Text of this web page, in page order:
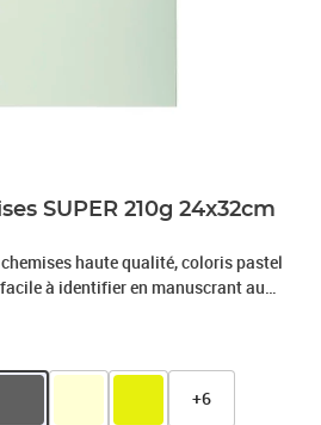
SUPER 210g 24x32cm
haute qualité, coloris pastel
à identifier en manuscrant au
en 210g/m2 est noble, rigide et
issue de forêts gérées
Garantié 100 ans d'archivage,
votre classement pour longtemps,
+6